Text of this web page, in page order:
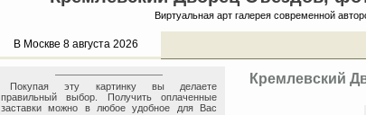
Виртуальная арт галерея современной
В Москве 8 августа 2026
Покупая эту картинку вы делаете
правильный выбор. Получить оплаченные
заставки можно в любое удобное для Вас
Кремлевский